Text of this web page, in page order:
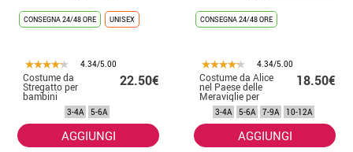
CONSEGNA 24/48 ORE UNISEX
4.34/5.00
Costume da
Stregatto per
bambini
22.50€
3-4A 5-6A
AGGIUNGI
CONSEGNA 24/48 ORE
4.34/5.00
Costume da Alice
nel Paese delle
Meraviglie per
bambine
18.50€
3-4A 5-6A 7-9A 10-12A
AGGIUNGI